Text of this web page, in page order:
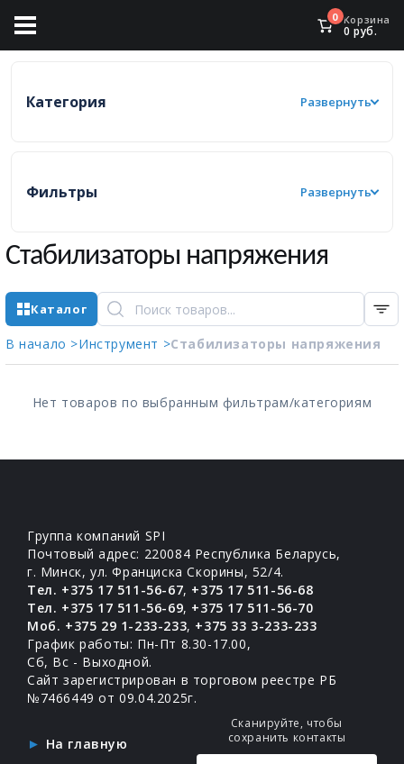
0 Корзина
0 руб.
Категория Развернуть
Фильтры Развернуть
Стабилизаторы напряжения
Каталог
В начало >Инструмент >Стабилизаторы напряжения
Нет товаров по выбранным фильтрам/категориям
Группа компаний SPI
Почтовый адрес: 220084 Республика Беларусь,
г. Минск, ул. Франциска Скорины, 52/4.
Тел. +375 17 511-56-67, +375 17 511-56-68
Тел. +375 17 511-56-69, +375 17 511-56-70
Моб. +375 29 1-233-233, +375 33 3-233-233
График работы: Пн-Пт 8.30-17.00,
Сб, Вс - Выходной.
Сайт зарегистрирован в торговом реестре РБ
№7466449 от 09.04.2025г.
На главную
Сканируйте, чтобы
сохранить контакты